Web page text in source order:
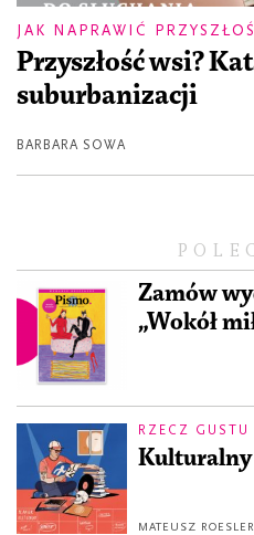
Zamów
„Wokół
RZECZ GUSTU
Kulturalny
MATEUSZ ROESLER
JAK NAPRAWIĆ
Przyszłość wsi?
suburbanizacji
BARBARA SOWA